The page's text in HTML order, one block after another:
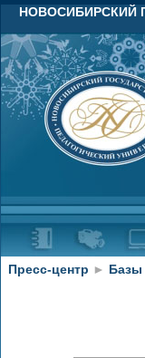
НОВОСИБИРСКИЙ
Пресс-центр ► Базы